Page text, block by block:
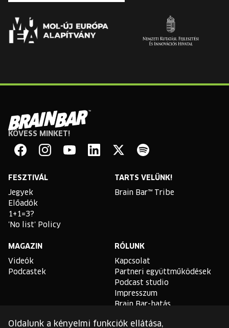
Brain
Bar
KÖVESS MINKET!
FESZTIVÁL
Jegyek
Előadók
1+1=3?
'No list' Policy
TARTS VELÜNK!
Brain Bar™ Tribe
MAGAZIN
Videók
Podcastek
RÓLUNK
Kapcsolat
Partneri együttműködések
Podcast studio
Impresszum
Brain Bar-hatás
TLDR
Oldalunk a kényelmi funkciók ellátása,